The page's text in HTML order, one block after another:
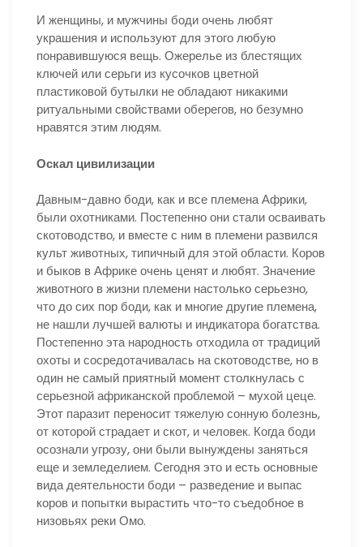
И женщины, и мужчины боди очень любят
украшения и используют для этого любую
понравившуюся вещь. Ожерелье из блестящих
ключей или серьги из кусочков цветной
пластиковой бутылки не обладают никакими
ритуальными свойствами оберегов, но безумно
нравятся этим людям.
Оскал цивилизации
Давным-давно боди, как и все племена Африки,
были охотниками. Постепенно они стали осваивать
скотоводство, и вместе с ним в племени развился
культ животных, типичный для этой области. Коров
и быков в Африке очень ценят и любят. Значение
животного в жизни племени настолько серьезно,
что до сих пор боди, как и многие другие племена,
не нашли лучшей валюты и индикатора богатства.
Постепенно эта народность отходила от традиций
охоты и сосредотачивалась на скотоводстве, но в
один не самый приятный момент столкнулась с
серьезной африканской проблемой – мухой цеце.
Этот паразит переносит тяжелую сонную болезнь,
от которой страдает и скот, и человек. Когда боди
осознали угрозу, они были вынуждены заняться
еще и земледелием. Сегодня это и есть основные
вида деятельности боди – разведение и выпас
коров и попытки вырастить что-то съедобное в
низовьях реки Омо.